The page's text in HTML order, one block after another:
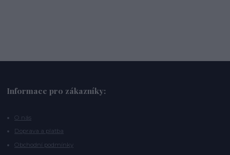
Informace pro zákazníky:
O nás
Doprava a platba
Obchodní podmínky